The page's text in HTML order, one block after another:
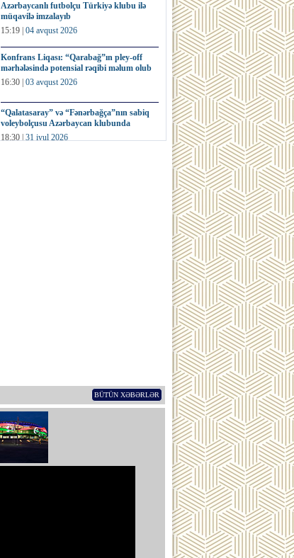
Azərbaycanlı futbolçu Türkiyə klubu ilə
müqavilə imzalayıb
15:19 | 04 avqust 2026
Konfrans Liqası: “Qarabağ”ın pley-off
mərhələsində potensial rəqibi məlum olub
16:30 | 03 avqust 2026
“Qalatasaray” və “Fənərbağça”nın sabiq
voleybolçusu Azərbaycan klubunda
18:30 | 31 iyul 2026
BÜTÜN XƏBƏRLƏR